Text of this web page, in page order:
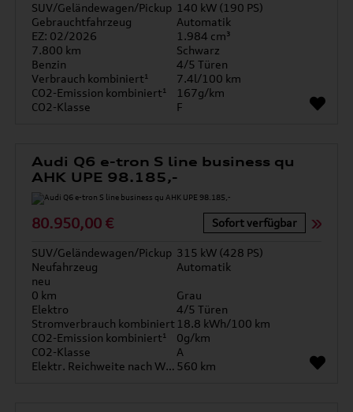
SUV/Geländewagen/Pickup 140 kW (190 PS)
Gebrauchtfahrzeug
Automatik
EZ: 02/2026
1.984 cm³
7.800 km
Schwarz
Benzin
4/5 Türen
Verbrauch kombiniert¹
7.4l/100 km
CO2-Emission kombiniert¹
167g/km
CO2-Klasse
F
Audi Q6 e-tron S line business qu
AHK UPE 98.185,-
80.950,00 € Sofort verfügbar
SUV/Geländewagen/Pickup 315 kW (428 PS)
Neufahrzeug
Automatik
neu
0 km
Grau
Elektro
4/5 Türen
Stromverbrauch kombiniert 18.8 kWh/100 km
CO2-Emission kombiniert¹
0g/km
CO2-Klasse
A
Elektr. Reichweite nach WLTP* 560 km